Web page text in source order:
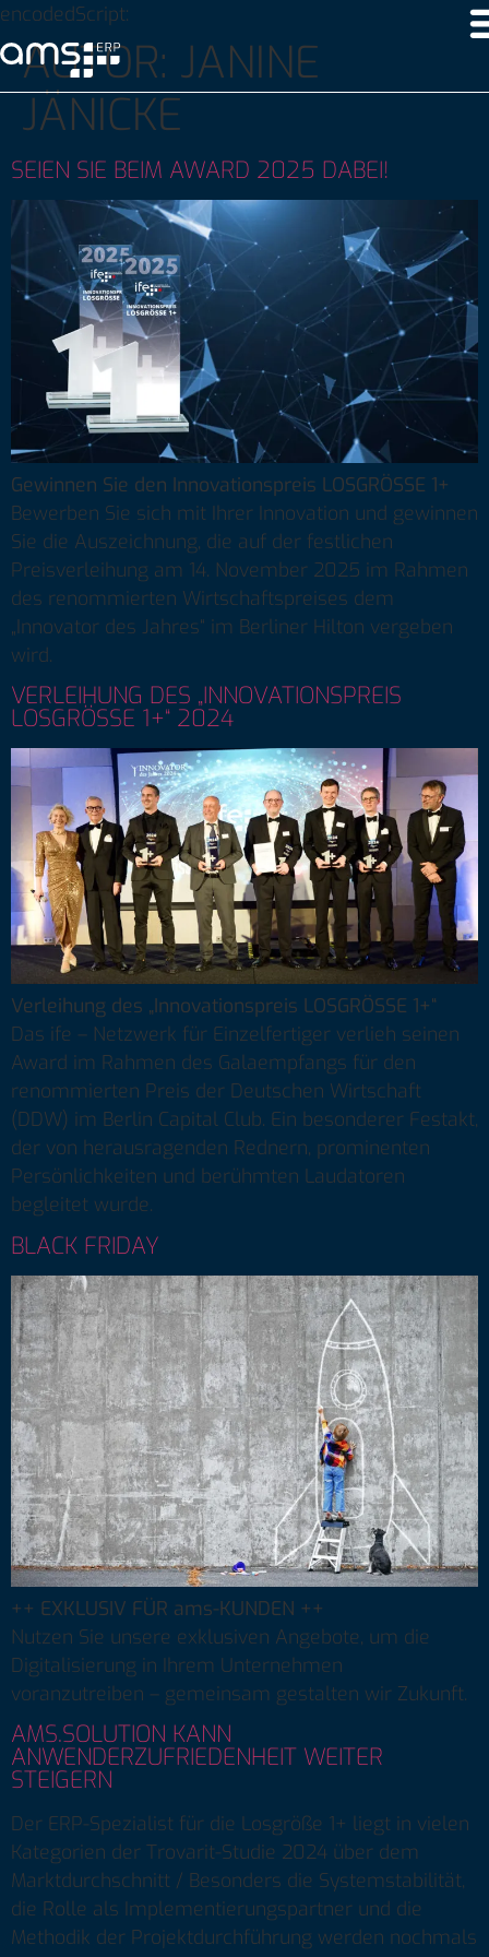
encodedScript:
AUTOR: JANINE
JÄNICKE
SEIEN SIE BEIM AWARD 2025 DABEI!
Gewinnen Sie den Innovationspreis LOSGRÖSSE 1+
Bewerben Sie sich mit Ihrer Innovation und gewinnen
Sie die Auszeichnung, die auf der festlichen
Preisverleihung am 14. November 2025 im Rahmen
des renommierten Wirtschaftspreises dem
„Innovator des Jahres“ im Berliner Hilton vergeben
wird.
VERLEIHUNG DES „INNOVATIONSPREIS
LOSGRÖSSE 1+“ 2024
Verleihung des „Innovationspreis LOSGRÖSSE 1+“
Das ife – Netzwerk für Einzelfertiger verlieh seinen
Award im Rahmen des Galaempfangs für den
renommierten Preis der Deutschen Wirtschaft
(DDW) im Berlin Capital Club. Ein besonderer Festakt,
der von herausragenden Rednern, prominenten
Persönlichkeiten und berühmten Laudatoren
begleitet wurde.
BLACK FRIDAY
++ EXKLUSIV FÜR ams-KUNDEN ++
Nutzen Sie unsere exklusiven Angebote, um die
Digitalisierung in Ihrem Unternehmen
voranzutreiben – gemeinsam gestalten wir Zukunft.
AMS.SOLUTION KANN
ANWENDERZUFRIEDENHEIT WEITER
STEIGERN
Der ERP-Spezialist für die Losgröße 1+ liegt in vielen
Kategorien der Trovarit-Studie 2024 über dem
Marktdurchschnitt / Besonders die Systemstabilität,
die Rolle als Implementierungspartner und die
Methodik der Projektdurchführung werden nochmals